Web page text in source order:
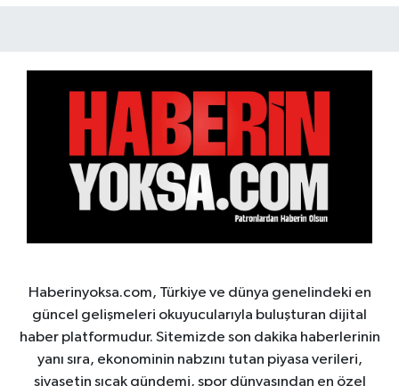
Haberinyoksa.com, Türkiye ve dünya genelindeki en
güncel gelişmeleri okuyucularıyla buluşturan dijital
haber platformudur. Sitemizde son dakika haberlerinin
yanı sıra, ekonominin nabzını tutan piyasa verileri,
siyasetin sıcak gündemi, spor dünyasından en özel